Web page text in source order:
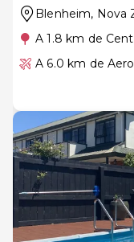
Blenheim, Nova
A 1.8 km de
A 6.0 km de